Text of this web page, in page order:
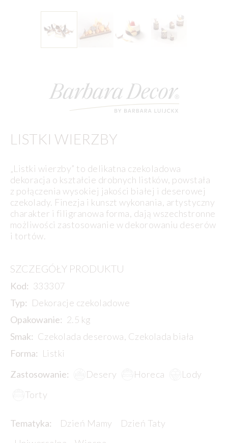
LISTKI WIERZBY
„Listki wierzby” to delikatna czekoladowa
dekoracja o kształcie drobnych listków, powstała
z połączenia wysokiej jakości białej i deserowej
czekolady. Finezja i kunszt wykonania, artystyczny
charakter i filigranowa forma, dają wszechstronne
możliwości zastosowanie w dekorowaniu deserów
i tortów.
SZCZEGÓŁY PRODUKTU
Kod: 333307
Typ: Dekoracje czekoladowe
Opakowanie: 2.5 kg
Smak: Czekolada deserowa, Czekolada biała
Forma: Listki
Zastosowanie:
Desery Horeca
Lody
Torty
Tematyka: Dzień Mamy
Dzień Taty